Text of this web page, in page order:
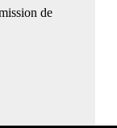
de